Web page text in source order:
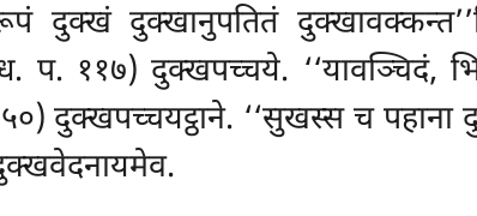
दुक्खं दुक्खानुपतितं
प. ११७) दुक्खपच्चये.
दुक्खपच्चयट्ठाने. ‘‘सुखस्स च पहाना